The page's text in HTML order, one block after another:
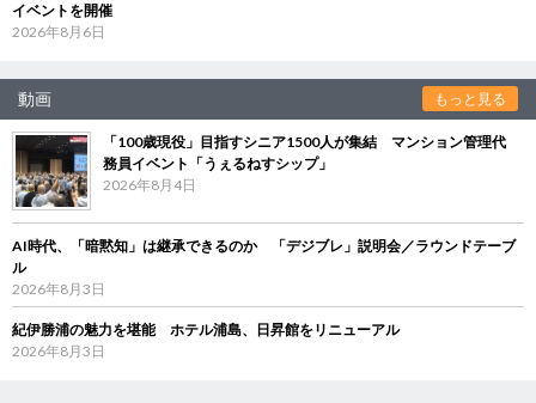
イベントを開催
2026年8月6日
動画 もっと見る
「100歳現役」目指すシニア1500人が集結 マンション管理代
務員イベント「うぇるねすシップ」
2026年8月4日
AI時代、「暗黙知」は継承できるのか 「デジブレ」説明会／ラウンドテーブ
ル
2026年8月3日
紀伊勝浦の魅力を堪能 ホテル浦島、日昇館をリニューアル
2026年8月3日